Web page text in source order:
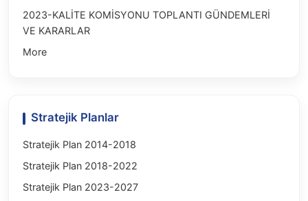
2023-KALİTE KOMİSYONU TOPLANTI GÜNDEMLERİ
VE KARARLAR
More
Stratejik Planlar
Stratejik Plan 2014-2018
Stratejik Plan 2018-2022
Stratejik Plan 2023-2027